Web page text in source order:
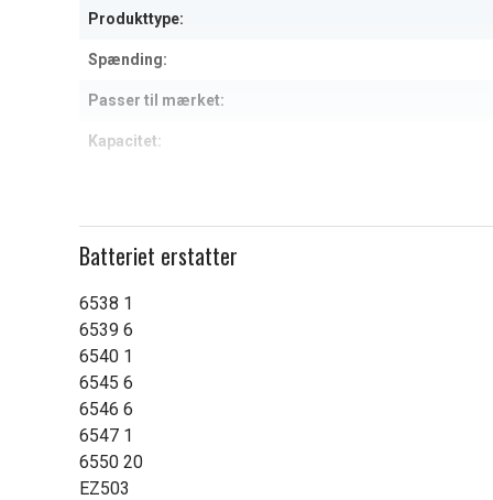
Produkttype:
Spænding:
Passer til mærket:
Kapacitet:
Batteriet erstatter
6538 1
6539 6
6540 1
6545 6
6546 6
6547 1
6550 20
EZ503